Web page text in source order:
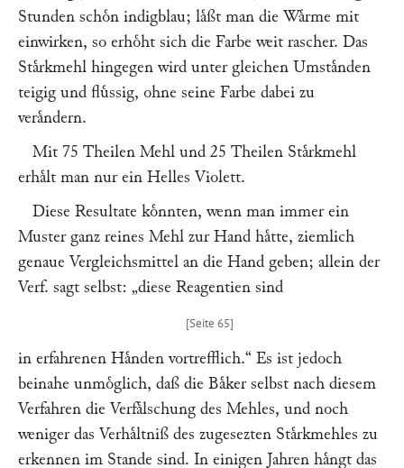
Stunden schoͤn indigblau; laͤßt man die Waͤrme mit
einwirken, so erhoͤht sich die Farbe weit rascher. Das
Staͤrkmehl hingegen wird unter gleichen Umstaͤnden
teigig und fluͤssig, ohne seine Farbe dabei zu
veraͤndern.
Mit 75 Theilen Mehl und 25 Theilen Staͤrkmehl
erhaͤlt man nur ein Helles Violett.
Diese Resultate koͤnnten, wenn man immer ein
Muster ganz reines Mehl zur Hand haͤtte, ziemlich
genaue Vergleichsmittel an die Hand geben; allein der
Verf. sagt selbst: „diese Reagentien sind
in erfahrenen Haͤnden vortrefflich.“ Es ist jedoch
beinahe unmoͤglich, daß die Baͤker selbst nach diesem
Verfahren die Verfaͤlschung des Mehles, und noch
weniger das Verhaͤltniß des zugesezten Staͤrkmehles zu
erkennen im Stande sind. In einigen Jahren haͤngt das